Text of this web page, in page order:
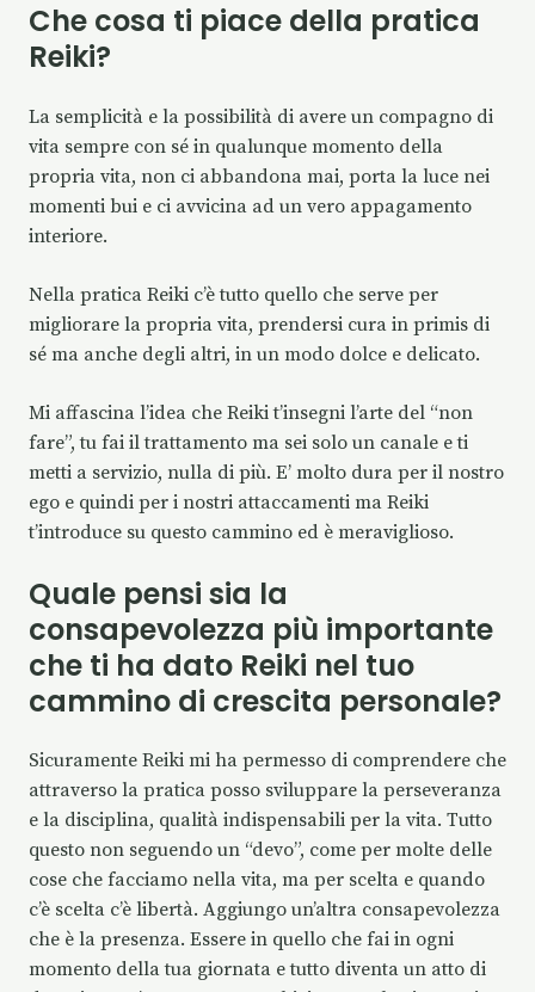
Che cosa ti piace della pratica
Reiki?
La semplicità e la possibilità di avere un compagno di
vita sempre con sé in qualunque momento della
propria vita, non ci abbandona mai, porta la luce nei
momenti bui e ci avvicina ad un vero appagamento
interiore.
Nella pratica Reiki c’è tutto quello che serve per
migliorare la propria vita, prendersi cura in primis di
sé ma anche degli altri, in un modo dolce e delicato.
Mi affascina l’idea che Reiki t’insegni l’arte del “non
fare”, tu fai il trattamento ma sei solo un canale e ti
metti a servizio, nulla di più. E’ molto dura per il nostro
ego e quindi per i nostri attaccamenti ma Reiki
t’introduce su questo cammino ed è meraviglioso.
Quale pensi sia la
consapevolezza più importante
che ti ha dato Reiki nel tuo
cammino di crescita personale?
Sicuramente Reiki mi ha permesso di comprendere che
attraverso la pratica posso sviluppare la perseveranza
e la disciplina, qualità indispensabili per la vita. Tutto
questo non seguendo un “devo”, come per molte delle
cose che facciamo nella vita, ma per scelta e quando
c’è scelta c’è libertà. Aggiungo un’altra consapevolezza
che è la presenza. Essere in quello che fai in ogni
momento della tua giornata e tutto diventa un atto di